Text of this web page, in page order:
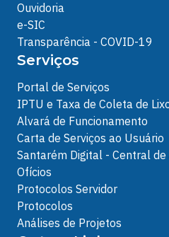
Ouvidoria
e-SIC
Transparência - COVID-19
Serviços
Portal de Serviços
IPTU e Taxa de Coleta de
Alvará de Funcionamento
Carta de Serviços ao Usuário
Santarém Digital - Central
Ofícios
Protocolos Servidor
Protocolos
Análises de Projetos